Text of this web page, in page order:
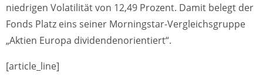
niedrigen Volatilität von 12,49 Prozent. Damit belegt der
Fonds Platz eins seiner Morningstar-Vergleichsgruppe
„Aktien Europa dividendenorientiert“.
[article_line]